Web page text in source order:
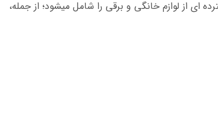
از لوازم خانگی و برقی را شامل میشود؛ از جمله،